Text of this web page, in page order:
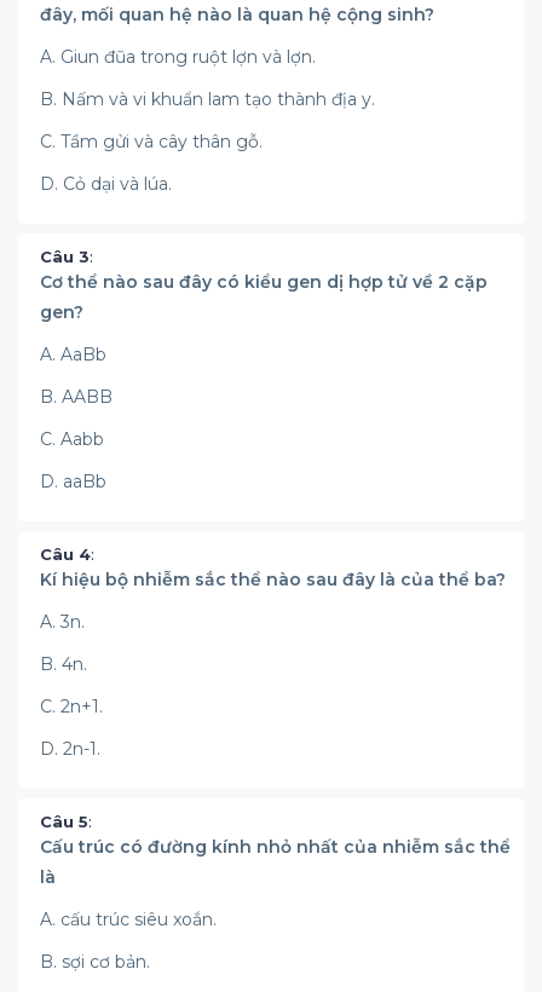
đây, mối quan hệ nào là quan hệ cộng sinh?
A. Giun đũa trong ruột lợn và lợn.
B. Nấm và vi khuẩn lam tạo thành địa y.
C. Tầm gửi và cây thân gỗ.
D. Cỏ dại và lúa.
Câu 3:
Cơ thể nào sau đây có kiểu gen dị hợp tử về 2 cặp
gen?
A. AaBb
B. AABB
C. Aabb
D. aaBb
Câu 4:
Kí hiệu bộ nhiễm sắc thể nào sau đây là của thể ba?
A. 3n.
B. 4n.
C. 2n+1.
D. 2n-1.
Câu 5:
Cấu trúc có đường kính nhỏ nhất của nhiễm sắc thể
là
A. cấu trúc siêu xoắn.
B. sợi cơ bản.